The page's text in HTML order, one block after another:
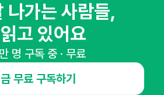
제휴문의
인사이터 신청
나가는 사람들,
고 있어요
명 구독 중 · 무료
무료 구독하기